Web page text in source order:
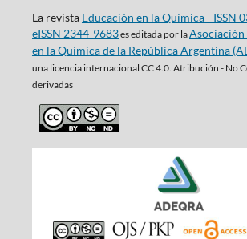
La revista Educación en la Química - ISSN
eISSN 2344-9683es editada por laAsociación
en la Química de la República Argentina
una licencia internacional CC 4.0. Atribución - No
derivadas